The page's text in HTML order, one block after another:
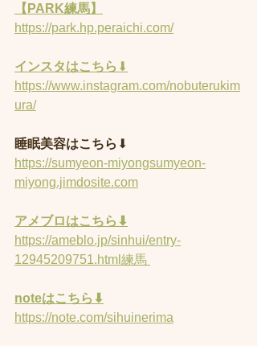
【PARK練馬】
https://park.hp.peraichi.com/
インスタはこちら ⬇︎
https://www.instagram.com/nobuterukim
ura/
睡眠美容はこちら ⬇︎
https://sumyeon-miyongsumyeon-
miyong.jimdosite.com
アメブロはこちら⬇︎
https://ameblo.jp/sinhui/entry-
12945209751.html練馬
noteはこちら⬇︎
https://note.com/sihuinerima